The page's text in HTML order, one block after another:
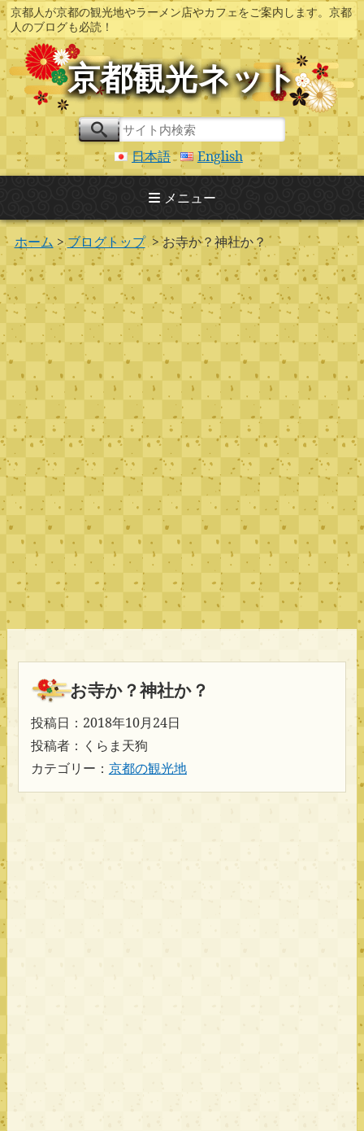
京都人が京都の観光地やラーメン店やカフェをご案内します。京都
人のブログも必読！
京都観光ネット
日本語 English
メニュー
ホーム >ブログトップ> お寺か？神社か？
お寺か？神社か？
投稿日：2018年10月24日
投稿者：くらま天狗
カテゴリー： 京都の観光地